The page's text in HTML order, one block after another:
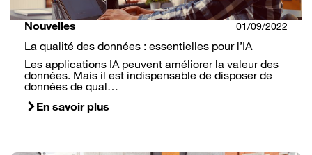
Nouvelles 01/09/2022
La qualité des données : essentielles pour l’IA
Les applications IA peuvent améliorer la valeur des
données. Mais il est indispensable de disposer de
données de qual…
En savoir plus